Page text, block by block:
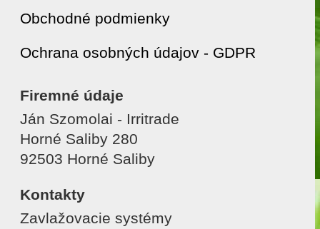
Obchodné podmienky
Ochrana osobných údajov - GDPR
Firemné údaje
Ján Szomolai - Irritrade
Horné Saliby 280
92503 Horné Saliby
Kontakty
Zavlažovacie systémy